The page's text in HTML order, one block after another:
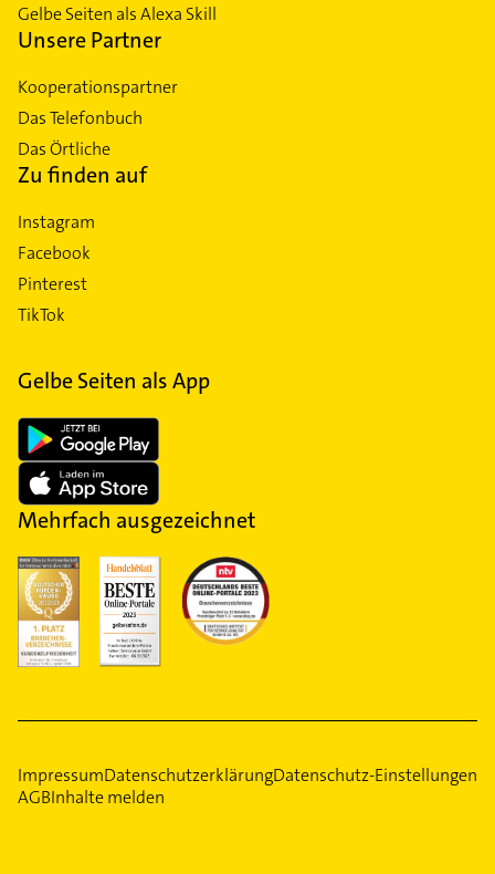
Gelbe Seiten als Alexa Skill
Unsere Partner
Kooperationspartner
Das Telefonbuch
Das Örtliche
Zu finden auf
Instagram
Facebook
Pinterest
TikTok
Gelbe Seiten als App
Mehrfach ausgezeichnet
ImpressumDatenschutzerklärungDatenschutz-Einstellungen
AGBInhalte melden